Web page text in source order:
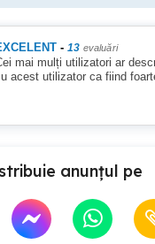
- 13 evaluări
mai mulți utilizatori ar
acest utilizator ca fiind
anunțul pe